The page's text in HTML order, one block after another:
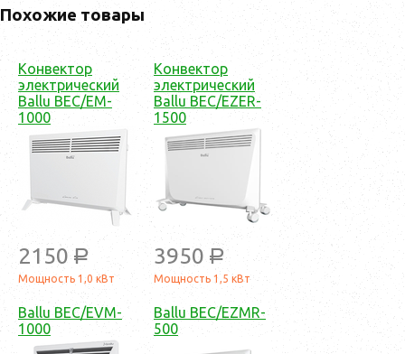
Похожие товары
Конвектор
электрический
Ballu BEC/EM-
1000
2150 a
Мощность 1,0 кВт
Конвектор
электрический
Ballu BEC/EZER-
1500
3950 a
Мощность 1,5 кВт
Ballu BEC/EVM-
1000
Ballu BEC/EZMR-
500